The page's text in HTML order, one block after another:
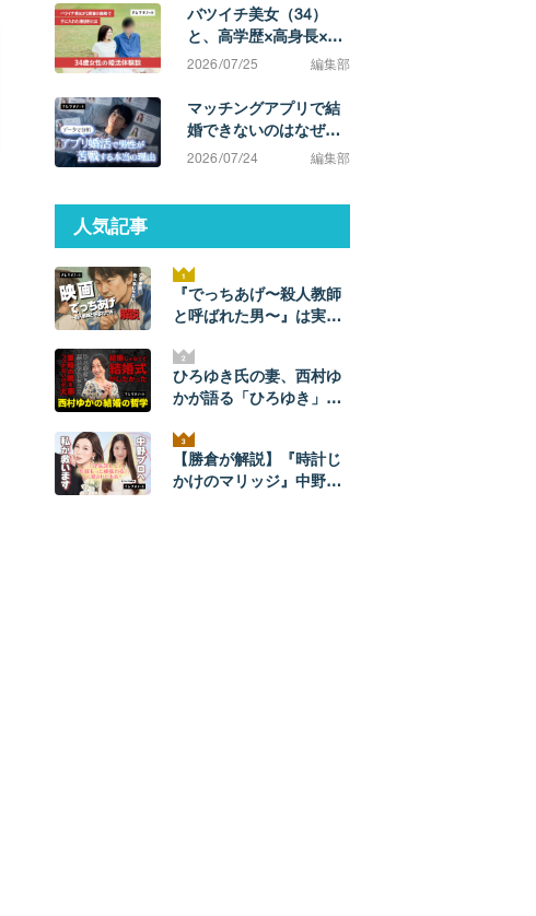
バツイチ美女（34）
と、高学歴×高身長×イ
ケメン（38）カップ
んなに違うのか」と実
感する不満0の結婚生活
2026/07/25 編集部
マッチングアプリで結
婚できないのはなぜ？
原因は「努力不足」で
2026/07/24 編集部
人気記事
『でっちあげ〜殺人教師
と呼ばれた男〜』は実
タ事件の全貌とあらすじ
ひろゆき氏の妻、西村ゆ
かが語る「ひろゆき」と
まで。ひろゆきからは
「毎朝メッセージが来
た」。【結婚の哲学】
【勝倉が解説】『時計じ
かけのマリッジ』中野あ